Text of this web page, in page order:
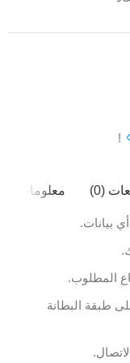
(0) معلومات
بيانات.
المطلوب.
طبقة البطانة